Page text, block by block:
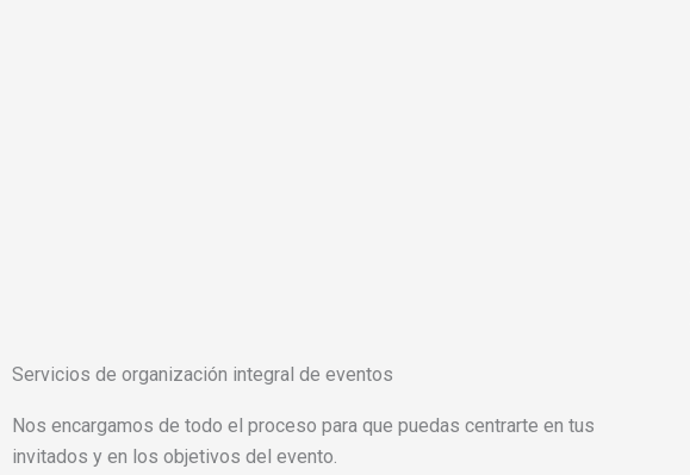
Servicios de organización integral de eventos
Nos encargamos de todo el proceso para que puedas centrarte en tus
invitados y en los objetivos del evento.